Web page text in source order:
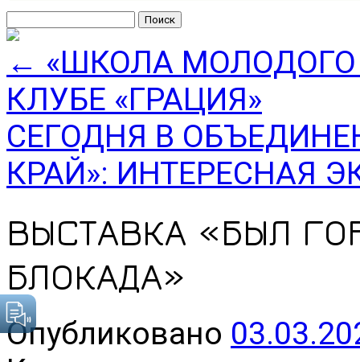
← «ШКОЛА
КЛУБЕ «ГРАЦИЯ»
СЕГОДНЯ В
КРАЙ»: ИНТЕРЕСНАЯ
ВЫСТАВКА «БЫЛ
БЛОКАДА»
Опубликовано